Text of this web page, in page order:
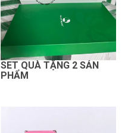
SET QUÀ TẶNG 2 SẢN
PHẨM